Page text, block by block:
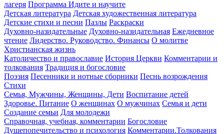
лагеря Программа Идите и научите
Детская литература Детская художественная литература
Детские стихи и песни Пазлы Раскраски
Духовно-назидательные Духовно-назидательная Ежедневное
чтение Лидерство. Руководство. Финансы О молитве
Христианская жизнь
Католичество и православие История Церкви Комментарии и
толкования Традиция и богословие
Поэзия Песенники и нотные сборники Песнь возрождения
Стихи
Семья, Мужчины, Женщины, Дети Воспитание детей
Здоровье. Питание О женщинах О мужчинах Семья и дети
Создание семьи Для молодежи
Справочная, учебная, комментарии Богословие
Душепопечительство и психология Комментарии.Толкования